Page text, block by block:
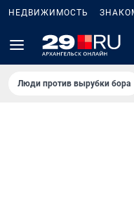
НЕДВИЖИМОСТЬ
Люди против вырубки бора